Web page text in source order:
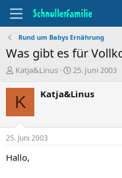
Rund um Babys Ernährung
Was gibt es für
T
e
m
n
t
a
Katja&Linus
B
g
a
25. Juni 2003
K Katja&Linus
25. Juni 2003
Hallo,